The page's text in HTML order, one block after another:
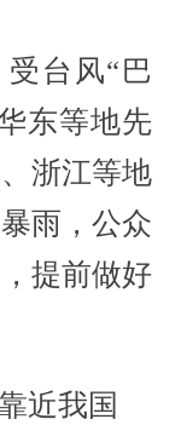
台风“巴
东等地先
浙江等地
雨，公众
提前做好
近我国